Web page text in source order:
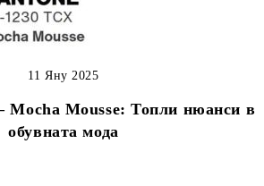
Mocha Mousse: Топли нюанси в
обувната мода
11 Яну 2025